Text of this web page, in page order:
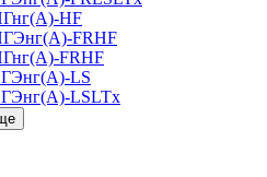
HF
FRHF
FRHF
LS
LSLTx